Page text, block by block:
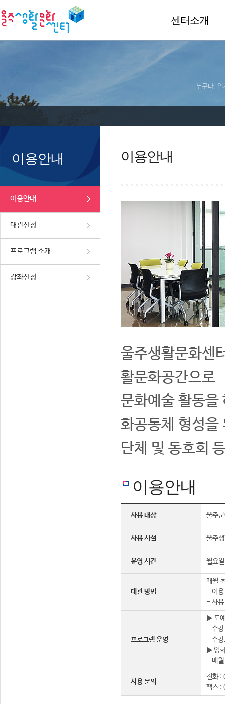
센터소개
누구나, 언
이용안내
이용안내
대관신청
프로그램 소개
강좌신청
이용안내
울주생활문화센
활문화공간으로
문화예술 활동을
화공동체 형성을
단체 및 동호회
이용안내
사용 대상 울주
사용 시설 울주
운영 시간 월요
대관 방법
매월
- 이용
- 사용
프로그램 운영
▶ 도
- 수강
- 수강
▶ 영
- 매월
사용 문의
전화
팩스